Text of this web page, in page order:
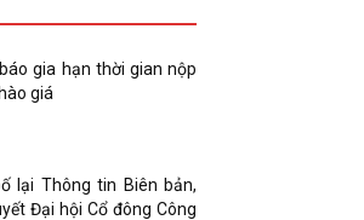
gia hạn thời gian nộp
giá
lại Thông tin Biên bản,
Đại hội Cổ đông Công